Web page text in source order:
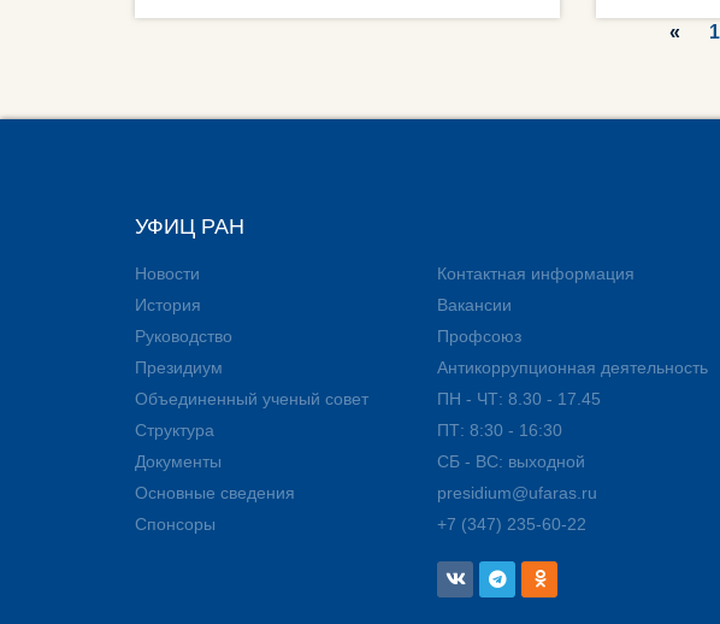
« 1
УФИЦ РАН
Новости
История
Руководство
Президиум
Объединенный ученый совет
Структура
Документы
Основные сведения
Спонсоры
Контактная информация
Вакансии
Профсоюз
Антикоррупционная деятельность
ПН - ЧТ: 8.30 - 17.45
ПТ: 8:30 - 16:30
СБ - ВС: выходной
presidium@ufaras.ru
+7 (347) 235-60-22